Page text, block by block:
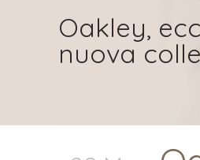
Oakley,
nuova